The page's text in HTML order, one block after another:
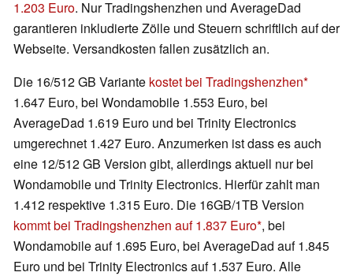
1.203 Euro. Nur Tradingshenzhen und AverageDad
garantieren inkludierte Zölle und Steuern schriftlich auf der
Webseite. Versandkosten fallen zusätzlich an.
Die 16/512 GB Variante kostet bei Tradingshenzhen
1.647 Euro, bei Wondamobile 1.553 Euro, bei
AverageDad 1.619 Euro und bei Trinity Electronics
umgerechnet 1.427 Euro. Anzumerken ist dass es auch
eine 12/512 GB Version gibt, allerdings aktuell nur bei
Wondamobile und Trinity Electronics. Hierfür zahlt man
1.412 respektive 1.315 Euro. Die 16GB/1TB Version
kommt bei Tradingshenzhen auf 1.837 Euro , bei
Wondamobile auf 1.695 Euro, bei AverageDad auf 1.845
Euro und bei Trinity Electronics auf 1.537 Euro. Alle